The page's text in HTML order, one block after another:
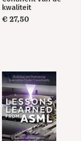
kwaliteit
€ 27,50